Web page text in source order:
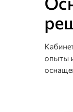
опыты